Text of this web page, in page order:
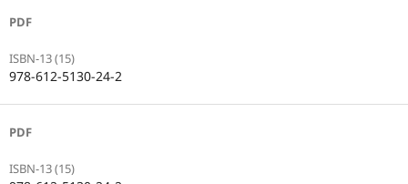
PDF
ISBN-13 (15)
978-612-5130-24-2
PDF
ISBN-13 (15)